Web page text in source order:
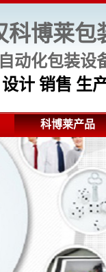
科博莱包
动化包装设
计 销售 生
科博莱产品